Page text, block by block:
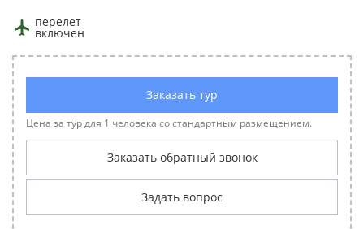
перелет
включен
Заказать тур
Цена за тур для 1 человека со стандартным размещением.
Заказать обратный звонок
Задать вопрос